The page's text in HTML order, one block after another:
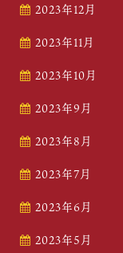
2023年12月
2023年11月
2023年10月
2023年9月
2023年8月
2023年7月
2023年6月
2023年5月